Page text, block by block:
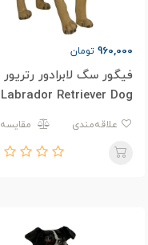
960,000 تومان
فیگور سگ لابرادور رتریور
Labrador Retriever Dog
PL127-1447
مقایسه